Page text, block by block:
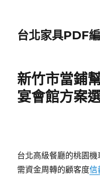
台北家具PDF
新竹市當鋪
宴會館方案
台北高級餐廳的桃園
需資金周轉的顧客度信